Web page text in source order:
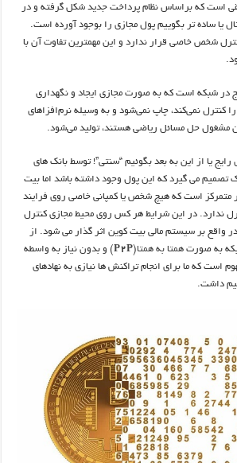
است که براساس نظام پرداخت جدید شکل گرفته و در
یا ساده تر بگوییم پول مجازی را بوجود آورده است.
شخص خاصی قرار ندارد و این مهمترین تفاوت آن با
در شبکه است که به صورت مجازی ایجاد و نگهداری
کنترل نمی‌کند، چاپ نمی‌شود و به وسیله نرم‌افزاهای
مشغول حل مسائل ریاضی هستند، تولید می‌شود.
یا از این به بعد بگوئیم “سنتی”! توسط بانک های
تصمیم می گیرد که این پول وجود داشته باشد اما بیت
متمرکز است که هیچ شخص یا کمپانی خاصی روی فرایند
ندارد. در این شرایط هر کس روی محیط مجازی کنترل
واقع بر سیستم مالی بیت کوین اثر گذار می شود. از
به صورتهمتا به همتا(
P2P) و بدون نیاز به واسطه
است که ما برای انجام تراکنش ها نیازی به نهادهای
داشت.